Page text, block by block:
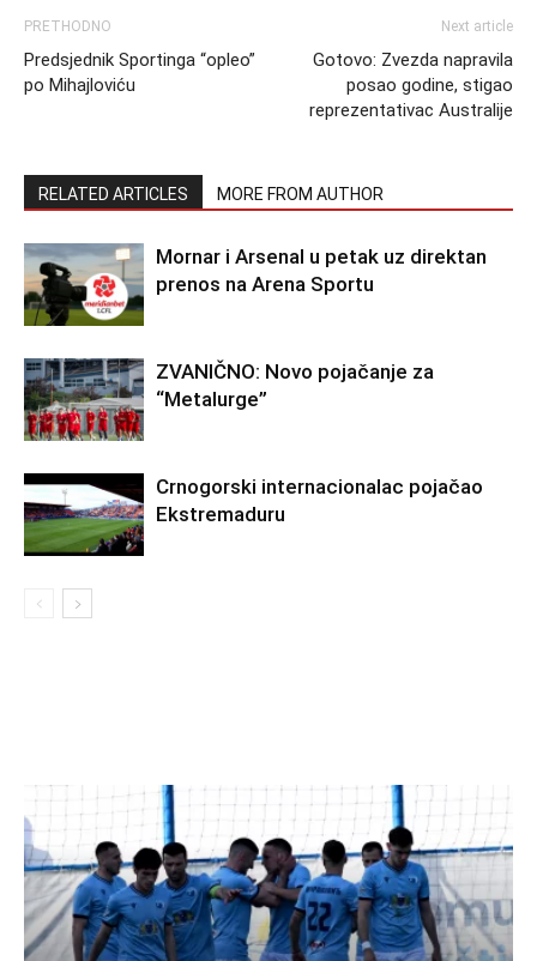
PRETHODNO
Predsjednik Sportinga “opleo”
po Mihajloviću
Next article
Gotovo: Zvezda napravila
posao godine, stigao
reprezentativac Australije
RELATED ARTICLES MORE FROM AUTHOR
Mornar i Arsenal u petak uz direktan
prenos na Arena Sportu
ZVANIČNO: Novo pojačanje za
“Metalurge”
Crnogorski internacionalac pojačao
Ekstremaduru